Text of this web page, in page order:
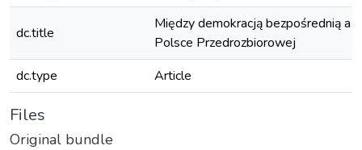
dc.title
Między demokracją bezpośrednią a
Polsce Przedrozbiorowej
dc.type
Article
Files
Original bundle